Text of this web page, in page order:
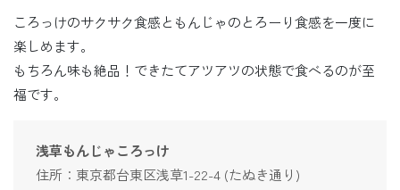
ころっけのサクサク食感ともんじゃのとろーり食感を一度に
楽しめます。
もちろん味も絶品！できたてアツアツの状態で食べるのが至
福です。
浅草もんじゃころっけ
住所：東京都台東区浅草1-22-4 (たぬき通り)